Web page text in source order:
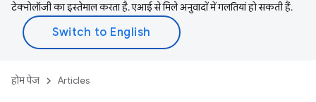
टेक्नोलॉजी का इस्तेमाल करता है. एआई से मिले अनुवादों में गलतियां हो सकती हैं.
होम पेज Articles